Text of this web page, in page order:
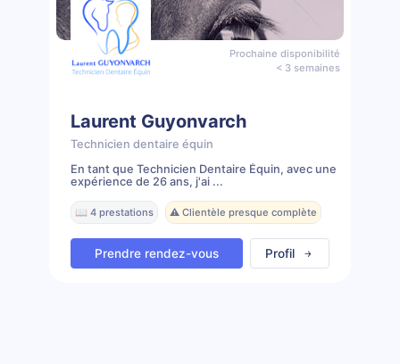
Prochaine disponibilité
< 3 semaines
Laurent Guyonvarch
Technicien dentaire équin
En tant que Technicien Dentaire Équin, avec une
expérience de 26 ans, j'ai ...
📖 4 prestations ⚠️ Clientèle presque complète
Prendre rendez-vous Profil